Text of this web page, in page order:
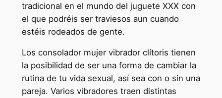
tradicional en el mundo del juguete XXX con
el que podréis ser traviesos aun cuando
estéis rodeados de gente.
Los consolador mujer vibrador clítoris tienen
la posibilidad de ser una forma de cambiar la
rutina de tu vida sexual, así sea con o sin una
pareja. Varios vibradores traen distintas